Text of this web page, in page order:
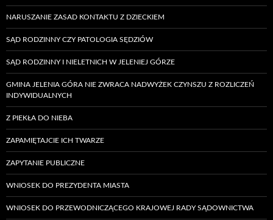
NARUSZANIE ZASAD KONTAKTU Z DZIECKIEM
SĄD RODZINNY CZY PATOLOGIA SĘDZIÓW
SĄD RODZINNY I NIELETNICH W JELENIEJ GÓRZE
GMINA JELENIA GÓRA NIE ZWRACA NADWYŻEK CZYNSZU Z ROZLICZEŃ
INDYWIDUALNYCH
Z PIEKŁA DO NIEBA
ZAPAMIĘTAJCIE ICH TWARZE
ZAPYTANIE PUBLICZNE
WNIOSEK DO PREZYDENTA MIASTA
WNIOSEK DO PRZEWODNICZĄCEGO KRAJOWEJ RADY SĄDOWNICTWA